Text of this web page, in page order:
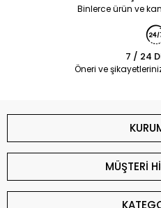
Binlerce ürün ve
7 / 24
Öneri ve
MÜŞTERİ